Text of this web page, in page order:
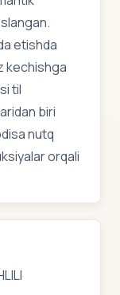
etishda
kechishga
til
biri
nutq
orqali